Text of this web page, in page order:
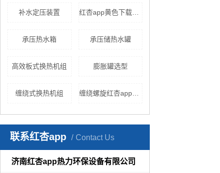
补水定压装置 红杏app黄色下载厂家
承压热水箱 承压储热水罐
高效板式换热机组 膨胀罐选型
缠绕式换热机组 缠绕螺旋红杏app安卓在线下载
联系红杏app Contact Us
济南红杏app热力环保设备有限公司